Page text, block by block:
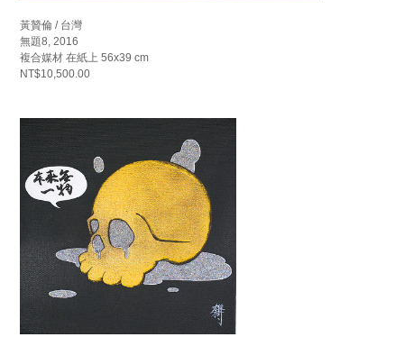
黃贊倫 / 台灣
無題8, 2016
複合媒材 在紙上 56x39 cm
NT$10,500.00